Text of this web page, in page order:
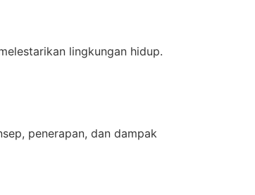
lingkungan hidup.
penerapan, dan dampak